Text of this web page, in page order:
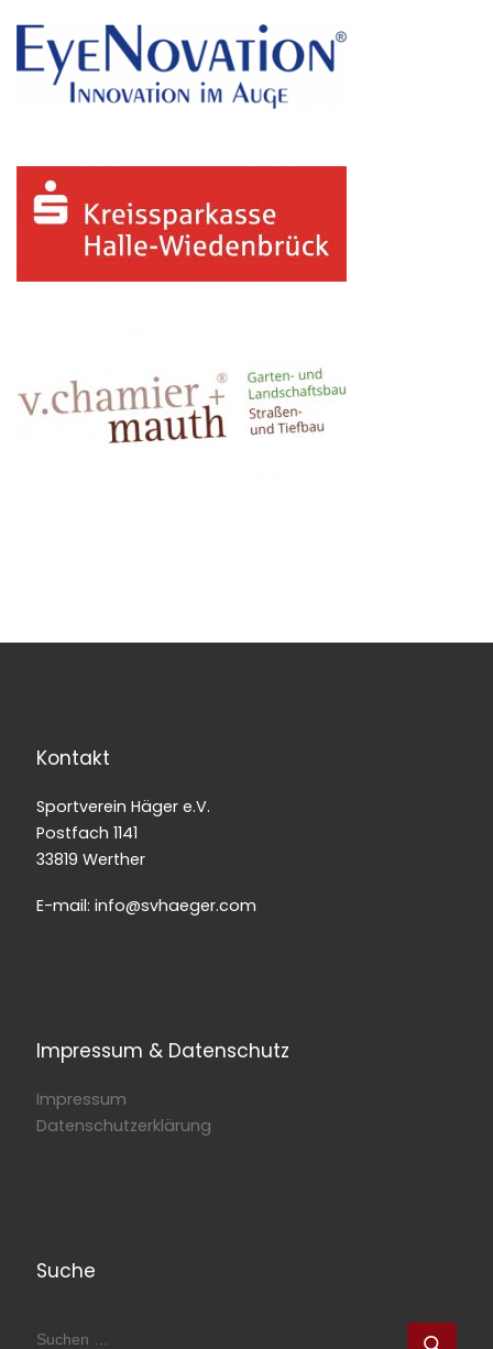
Kontakt
Sportverein Häger e.V.
Postfach 1141
33819 Werther
E-mail: info@svhaeger.com
Impressum & Datenschutz
Impressum
Datenschutzerklärung
Suche
SUCHE